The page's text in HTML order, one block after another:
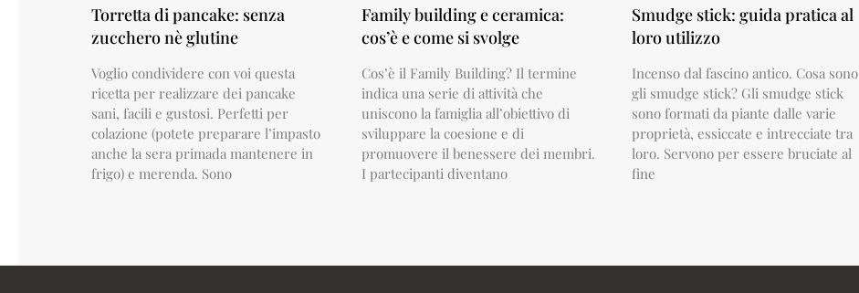
Torretta di pancake: senza
zucchero nè glutine
Voglio condividere con voi questa
ricetta per realizzare dei pancake
sani, facili e gustosi. Perfetti per
colazione (potete preparare l’impasto
anche la sera primada mantenere in
frigo) e merenda. Sono
Family building e ceramica:
cos’è e come si svolge
Cos’è il Family Building? Il termine
indica una serie di attività che
uniscono la famiglia all’obiettivo di
sviluppare la coesione e di
promuovere il benessere dei membri.
I partecipanti diventano
Smudge stick: guida pratica al
loro utilizzo
Incenso dal fascino antico. Cosa sono
gli smudge stick? Gli smudge stick
sono formati da piante dalle varie
proprietà, essiccate e intrecciate tra
loro. Servono per essere bruciate al
fine